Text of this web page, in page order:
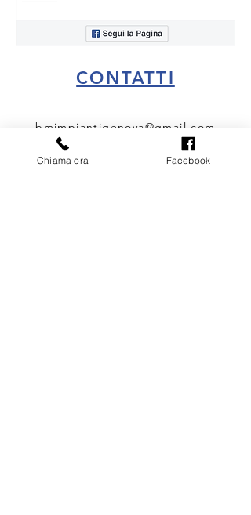
CONTATTI
bmimpiantigenova@gmail.com
3405807479
Chiama ora Facebook